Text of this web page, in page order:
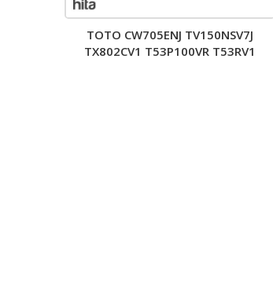
TOTO CW705ENJ TV150NSV7J
TX802CV1 T53P100VR T53RV1